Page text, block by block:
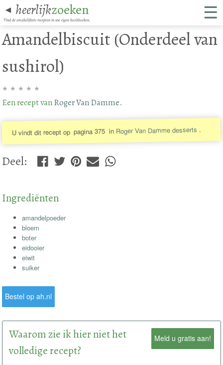
◄ heerlijkzoeken
Vind de smakelijkste recepten in uw eigen kookboeken. ☰
Amandelbiscuit (Onderdeel van
sushirol)
★ ★ ★ ★ ★
Een recept vanRoger Van Damme.
U vindt dit recept op pagina 375 in Roger Van Damme desserts .
Deel:
Ingrediënten
amandelpoeder
bloem
boter
eidooier
eiwit
suiker
Bestel op ah.nl
Meld u gratis aan!
Waarom zie ik hier niet het
volledige recept?